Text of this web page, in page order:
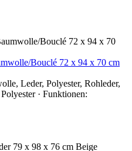
Bouclé 72 x 94 x 70 cm
Leder, Polyester, Rohleder,
· Funktionen: